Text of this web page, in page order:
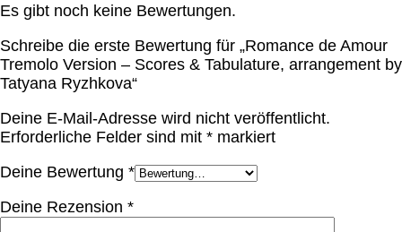
Es gibt noch keine Bewertungen.
Schreibe die erste Bewertung für „Romance de Amour
Tremolo Version – Scores & Tabulature, arrangement by
Tatyana Ryzhkova“
Deine E-Mail-Adresse wird nicht veröffentlicht.
Erforderliche Felder sind mit * markiert
Deine Bewertung *
Deine Rezension *